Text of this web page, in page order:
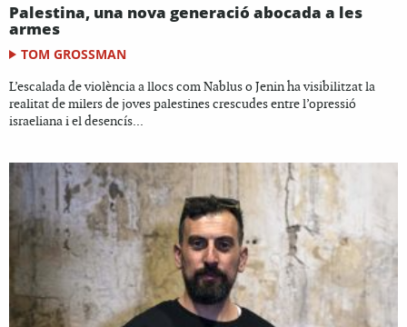
Palestina, una nova generació abocada a les
armes
TOM GROSSMAN
L’escalada de violència a llocs com Nablus o Jenin ha visibilitzat la
realitat de milers de joves palestines crescudes entre l’opressió
israeliana i el desencís...